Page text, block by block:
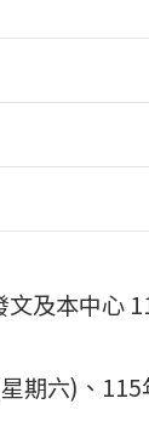
及本中心
期六)、